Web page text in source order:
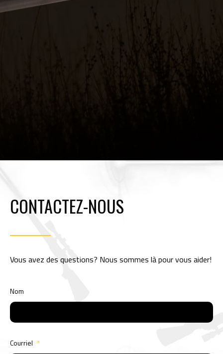
CONTACTEZ-NOUS
Vous avez des questions? Nous sommes là pour vous aider!
Nom
Courriel *